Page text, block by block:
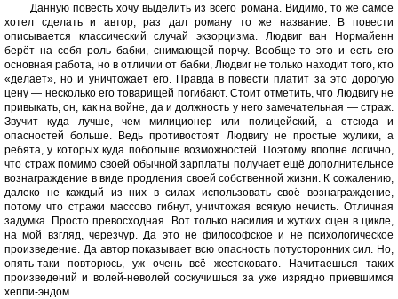
Данную повесть хочу выделить из всего романа. Видимо, то же самое
хотел сделать и автор, раз дал роману то же название. В повести
описывается классический случай экзорцизма. Людвиг ван Нормайенн
берёт на себя роль бабки, снимающей порчу. Вообще-то это и есть его
основная работа, но в отличии от бабки, Людвиг не только находит того, кто
«делает», но и уничтожает его. Правда в повести платит за это дорогую
цену — несколько его товарищей погибают. Стоит отметить, что Людвигу не
привыкать, он, как на войне, да и должность у него замечательная — страж.
Звучит куда лучше, чем милиционер или полицейский, а отсюда и
опасностей больше. Ведь противостоят Людвигу не простые жулики, а
ребята, у которых куда побольше возможностей. Поэтому вполне логично,
что страж помимо своей обычной зарплаты получает ещё дополнительное
вознаграждение в виде продления своей собственной жизни. К сожалению,
далеко не каждый из них в силах использовать своё вознаграждение,
потому что стражи массово гибнут, уничтожая всякую нечисть. Отличная
задумка. Просто превосходная. Вот только насилия и жутких сцен в цикле,
на мой взгляд, черезчур. Да это не философское и не психологическое
произведение. Да автор показывает всю опасность потусторонних сил. Но,
опять-таки повторюсь, уж очень всё жестоковато. Начитаешься таких
произведений и волей-неволей соскучишься за уже изрядно приевшимся
хеппи-эндом.